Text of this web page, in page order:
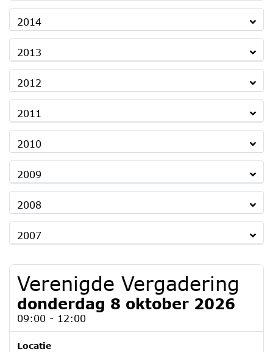
2014
2013
2012
2011
2010
2009
2008
2007
Verenigde Vergadering
donderdag 8 oktober 2026
09:00 - 12:00
Locatie